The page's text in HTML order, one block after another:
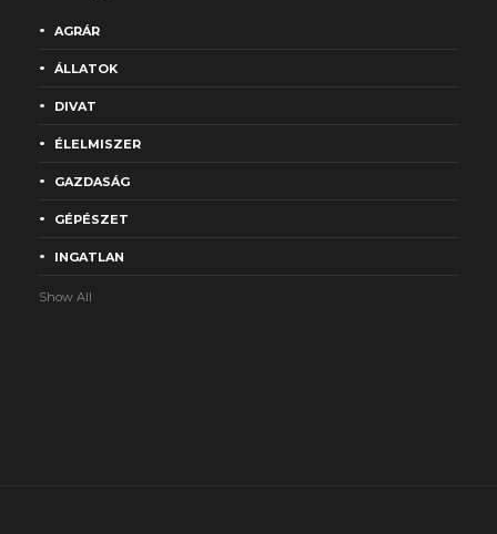
AGRÁR
ÁLLATOK
DIVAT
ÉLELMISZER
GAZDASÁG
GÉPÉSZET
INGATLAN
Show All